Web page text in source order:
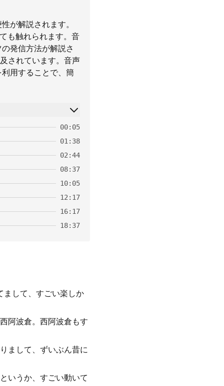
が解説されます。
も触れられます。音
発信方法が解説さ
されています。音声
用することで、簡
00:05
01:38
02:44
08:37
10:05
12:17
16:17
18:37
まして、すごい楽しか
阿波倉。西阿波倉もす
まして、ずいぶん昔に
いうか、すごい動いて